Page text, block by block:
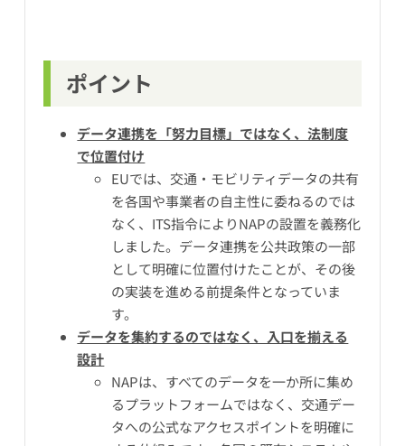
ポイント
データ連携を「努力目標」ではなく、法制度
で位置付け
EUでは、交通・モビリティデータの共有
を各国や事業者の自主性に委ねるのでは
なく、ITS指令によりNAPの設置を義務化
しました。データ連携を公共政策の一部
として明確に位置付けたことが、その後
の実装を進める前提条件となっていま
す。
データを集約するのではなく、入口を揃える
設計
NAPは、すべてのデータを一か所に集め
るプラットフォームではなく、交通デー
タへの公式なアクセスポイントを明確に